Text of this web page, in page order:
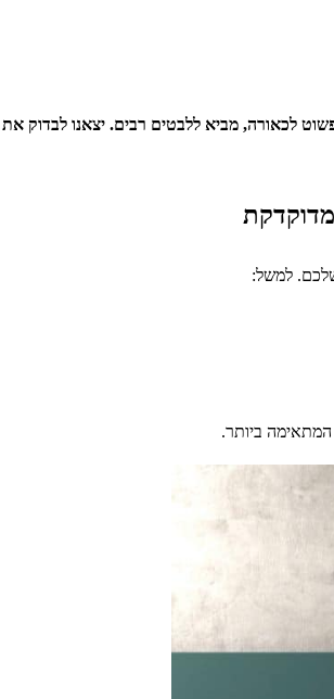
לכאורה, מביא ללבטים רבים. יצאנו לבדוק
למשל:
ביותר.